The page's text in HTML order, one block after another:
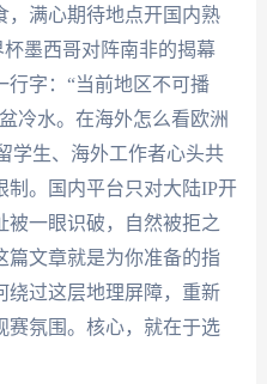
，满心期待地点开国内熟
墨西哥对阵南非的揭幕
行字：“当前地区不可播
冷水。在海外怎么看欧洲
学生、海外工作者心头共
制。国内平台只对大陆IP开
被一眼识破，自然被拒之
篇文章就是为你准备的指
绕过这层地理屏障，重新
赛氛围。核心，就在于选